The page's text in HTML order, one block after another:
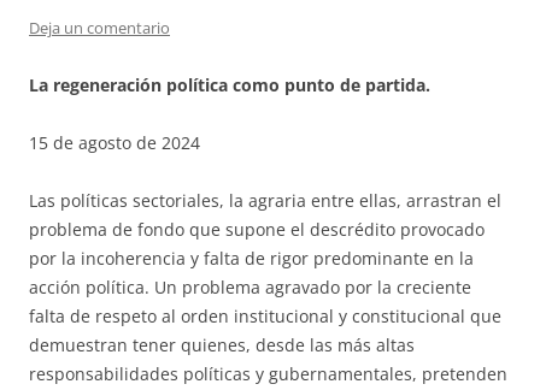
Deja un comentario
La regeneración política como punto de partida.
15 de agosto de 2024
Las políticas sectoriales, la agraria entre ellas, arrastran el
problema de fondo que supone el descrédito provocado
por la incoherencia y falta de rigor predominante en la
acción política. Un problema agravado por la creciente
falta de respeto al orden institucional y constitucional que
demuestran tener quienes, desde las más altas
responsabilidades políticas y gubernamentales, pretenden